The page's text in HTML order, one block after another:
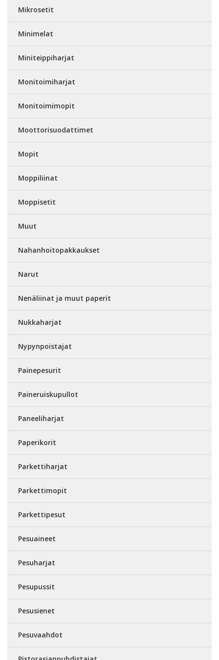
Mikrosetit
Minimelat
Miniteippiharjat
Monitoimiharjat
Monitoimimopit
Moottorisuodattimet
Mopit
Moppiliinat
Moppisetit
Muut
Nahanhoitopakkaukset
Narut
Nenäliinat ja muut paperit
Nukkaharjat
Nypynpoistajat
Painepesurit
Paineruiskupullot
Paneeliharjat
Paperikorit
Parkettiharjat
Parkettimopit
Parkettipesut
Pesuaineet
Pesuharjat
Pesupussit
Pesusienet
Pesuvaahdot